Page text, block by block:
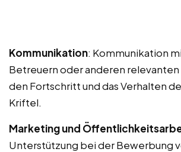
Kommunikation: Kommunikation
Betreuern oder anderen
den Fortschritt und das Verhalten
Kriftel.
Marketing und
Unterstützung bei der Bewerbung